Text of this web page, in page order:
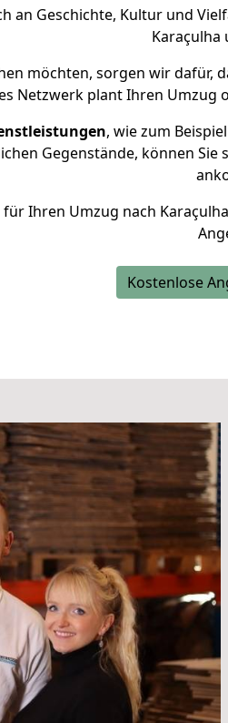
an Geschichte, Kultur und
Karaçulha
möchten, sorgen wir dafür,
Netzwerk plant Ihren Umzug
, wie zum
Gegenstände, können Sie
Ihren Umzug nach
Kostenlose